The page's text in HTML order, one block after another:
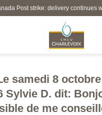
Post strike: delivery continues
samedi 8
Sylvie D. dit:
de me